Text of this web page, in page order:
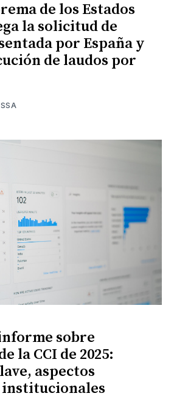
de los Estados
la solicitud de
por España y
de laudos por
sobre
la CCI de 2025:
aspectos
institucionales